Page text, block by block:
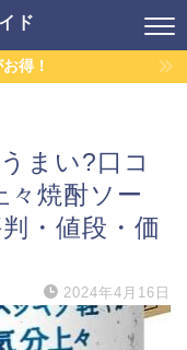
ド
得！
まい?口コ
々焼酎ソー
・値段・価
2024年4月16日